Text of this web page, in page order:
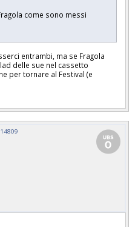
come sono messi
entrambi, ma se Fragola
delle sue nel cassetto
per tornare al Festival (e